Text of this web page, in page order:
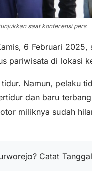
saat konferensi pers
6 Februari
pariwisata di lokasi
Namun, pelaku
dan baru
miliknya sudah
Catat